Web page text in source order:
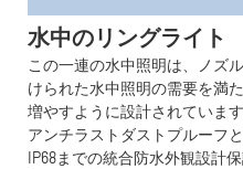
水中のリングライト
この一連の水中照明は、ノズ
けられた水中照明の需要を満
増やすように設計されていま
アンチラストダストプルーフ
IP68までの統合防水外観設計